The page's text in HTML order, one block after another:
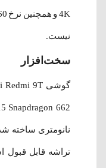
نیست.
سخت‌افزار
نانومتری ساخته‌
تراشه قابل قبول